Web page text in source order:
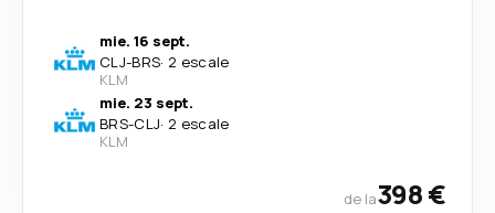
mie. 16 sept.
CLJ-BRS· 2 escale
KLM
mie. 23 sept.
BRS-CLJ· 2 escale
KLM
de la398 €